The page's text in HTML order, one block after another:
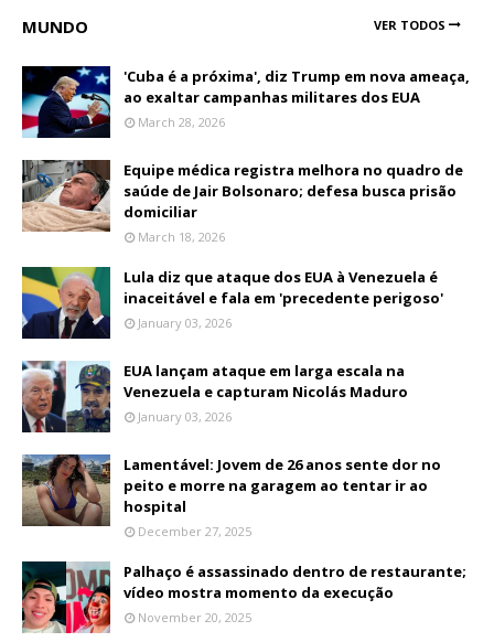
MUNDO VER TODOS
'Cuba é a próxima', diz Trump em nova ameaça,
ao exaltar campanhas militares dos EUA
March 28, 2026
Equipe médica registra melhora no quadro de
saúde de Jair Bolsonaro; defesa busca prisão
domiciliar
March 18, 2026
Lula diz que ataque dos EUA à Venezuela é
inaceitável e fala em 'precedente perigoso'
January 03, 2026
EUA lançam ataque em larga escala na
Venezuela e capturam Nicolás Maduro
January 03, 2026
Lamentável: Jovem de 26 anos sente dor no
peito e morre na garagem ao tentar ir ao
hospital
December 27, 2025
Palhaço é assassinado dentro de restaurante;
vídeo mostra momento da execução
November 20, 2025